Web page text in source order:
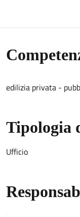
edilizia privata -
Tipologia
Ufficio